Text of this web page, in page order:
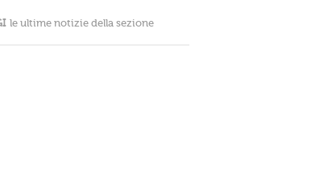
le ultime notizie della sezione